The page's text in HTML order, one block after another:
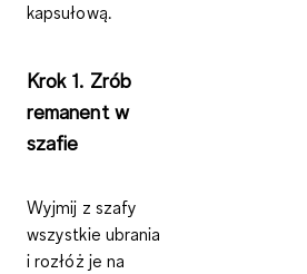
kapsułową.
Krok 1. Zrób
remanent w
szafie
Wyjmij z szafy
wszystkie ubrania
i rozłóż je na